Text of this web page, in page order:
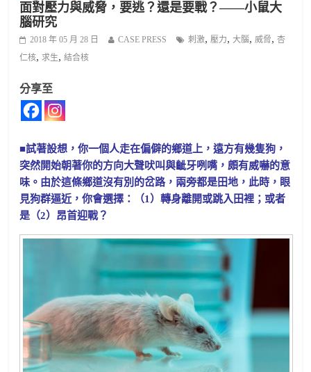
面對壓力與威脅，要逃？還是要戰？——小鼠大
腦研究
2018 年 05 月 28 日 CASE PRESS 刺激, 壓力,大腦, 威脅,杏
仁核,求生,結合核
分享至
■試著設想，你一個人走在偏僻的鄉道上，遠方有幾隻狗，
突然開始朝著你的方向大聲吠叫與齜牙咧嘴，頗有威嚇的意
味。由於這條鄉道沒有別的岔路，兩旁都是田地，此時，眼
見狗群逼近，你會選擇：（1）轉身離開或跳入田裡；或者
是（2）昂首迎戰？